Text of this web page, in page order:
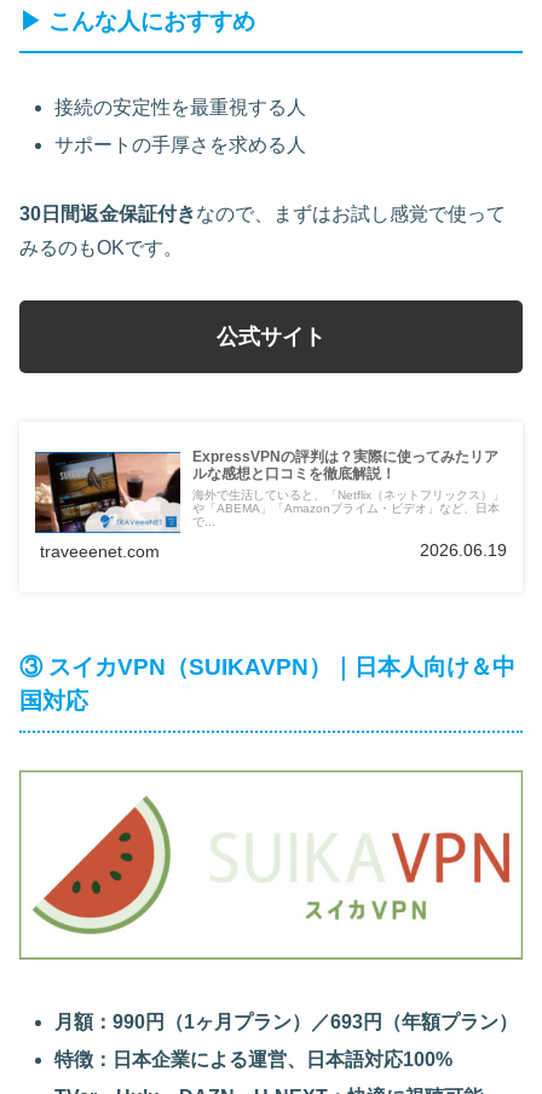
▶ こんな人におすすめ
接続の安定性を最重視する人
サポートの手厚さを求める人
30日間返金保証付きなので、まずはお試し感覚で使って
みるのもOKです。
公式サイト
ExpressVPNの評判は？実際に使ってみたリア
ルな感想と口コミを徹底解説！
海外で生活していると、「Netflix（ネットフリックス）」
や「ABEMA」「Amazonプライム・ビデオ」など、日本
で...
traveeenet.com 2026.06.19
③ スイカVPN（SUIKAVPN）｜日本人向け＆中
国対応
月額：990円（1ヶ月プラン）／693円（年額プラン）
特徴：日本企業による運営、日本語対応100%